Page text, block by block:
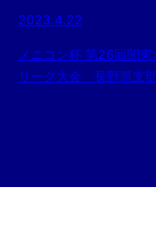
2023.4.22
メニコン杯 第26回関
リーグ大会 長野県支